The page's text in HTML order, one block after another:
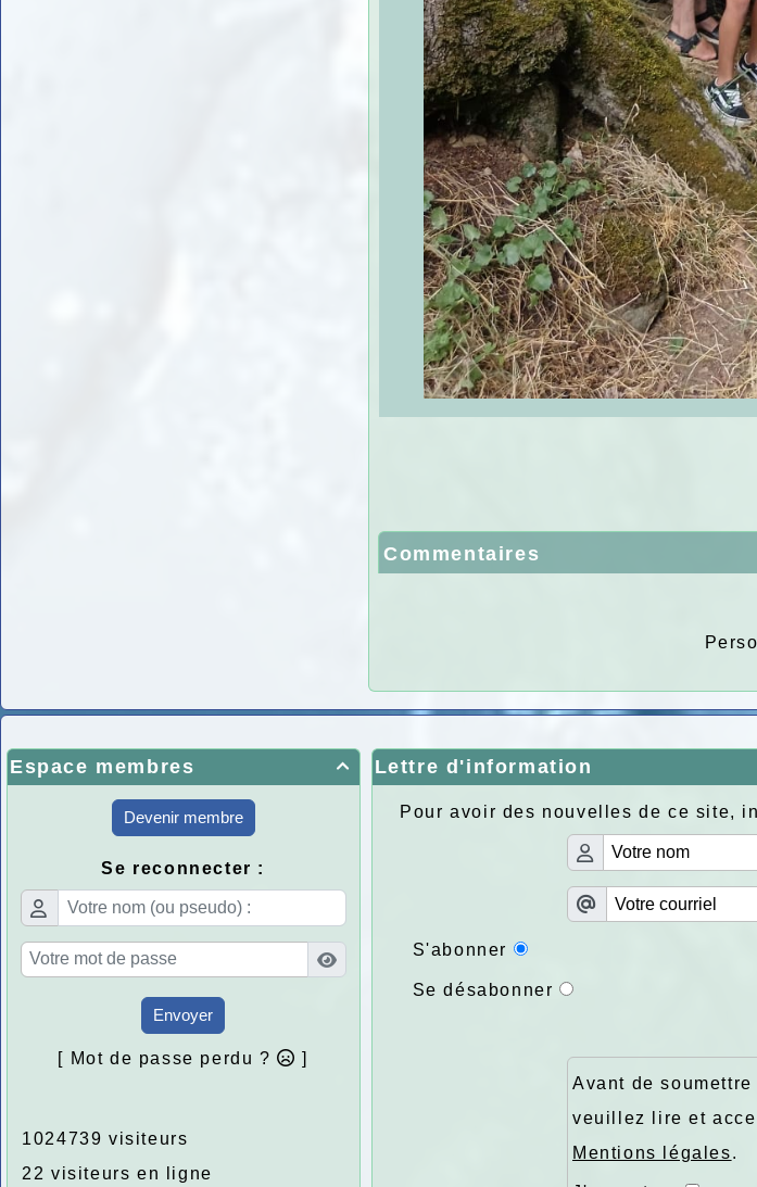
Commentaires

Espace membres
Devenir membre
Se reconnecter :
Envoyer
[ Mot de passe perdu ? ]
1024739 visiteurs
22 visiteurs en ligne
Lettre d'information
Pour avoir des nouvelles de ce site,
S'abonner
Se désabonner
Avant de
veuillez lire et
Mentions légales.